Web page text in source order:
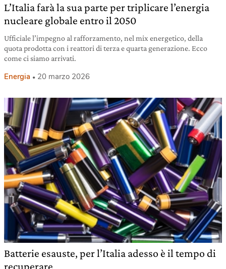
L’Italia farà la sua parte per triplicare l’energia
nucleare globale entro il 2050
Ufficiale l’impegno al rafforzamento, nel mix energetico, della
quota prodotta con i reattori di terza e quarta generazione. Ecco
come ci siamo arrivati.
Energia 20 marzo 2026
Batterie esauste, per l’Italia adesso è il tempo di
recuperare